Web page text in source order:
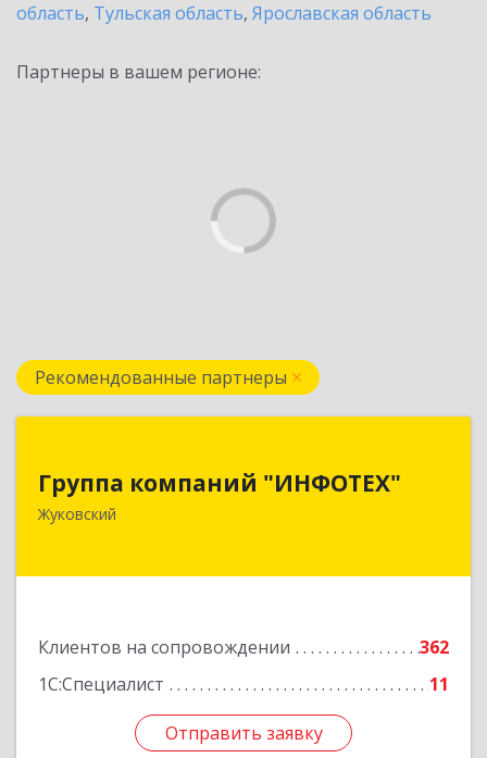
область, Тульская область, Ярославская область
Партнеры в вашем регионе:
Рекомендованные партнеры
Группа компаний "ИНФОТЕХ"
Жуковский
Клиентов на сопровождении
362
1С:Специалист
11
Отправить заявку
140180, Московская обл, Жуковский г, Чкалова
Подробнее
Отправить заявку